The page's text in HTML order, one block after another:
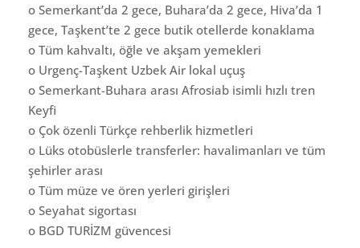
o Semerkant’da 2 gece, Buhara’da 2 gece, Hiva’da 1
gece, Taşkent’te 2 gece butik otellerde konaklama
o Tüm kahvaltı, öğle ve akşam yemekleri
o Urgenç-Taşkent Uzbek Air lokal uçuş
o Semerkant-Buhara arası Afrosiab isimli hızlı tren
Keyfi
o Çok özenli Türkçe rehberlik hizmetleri
o Lüks otobüslerle transferler: havalimanları ve tüm
şehirler arası
o Tüm müze ve ören yerleri girişleri
o Seyahat sigortası
o BGD TURİZM güvencesi